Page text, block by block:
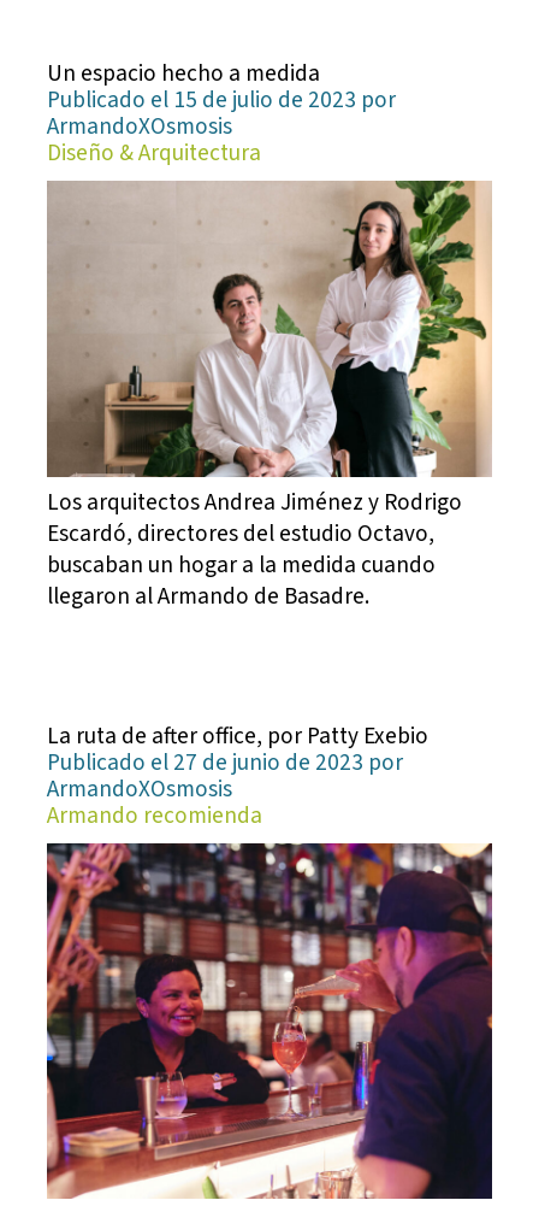
Un espacio hecho a medida
Publicado el 15 de julio de 2023 por
ArmandoXOsmosis
Diseño & Arquitectura
Los arquitectos Andrea Jiménez y Rodrigo
Escardó, directores del estudio Octavo,
buscaban un hogar a la medida cuando
llegaron al Armando de Basadre.
La ruta de after office, por Patty Exebio
Publicado el 27 de junio de 2023 por
ArmandoXOsmosis
Armando recomienda